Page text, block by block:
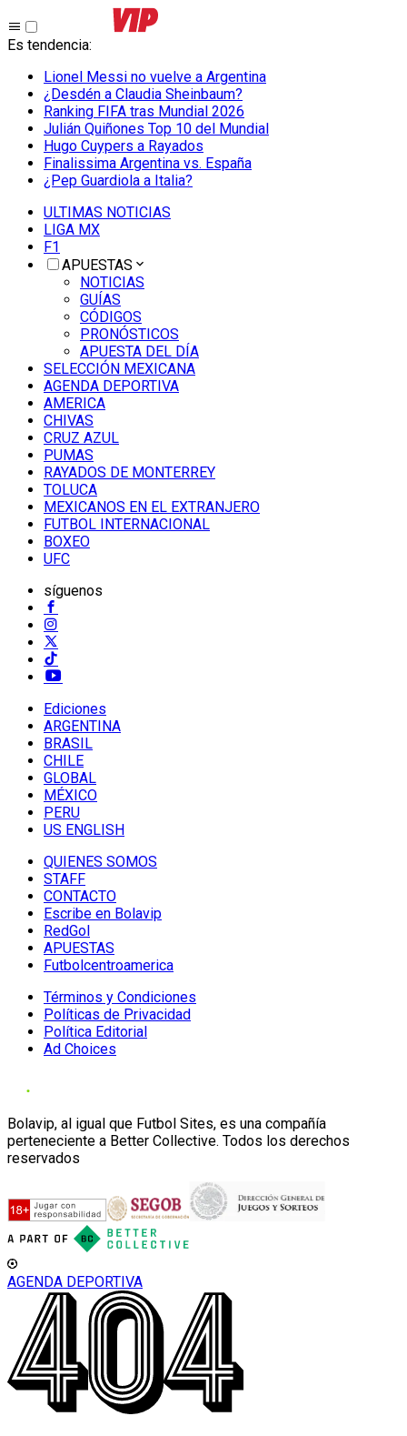
Es tendencia:
Lionel Messi no vuelve a Argentina
¿Desdén a Claudia Sheinbaum?
Ranking FIFA tras Mundial 2026
Julián Quiñones Top 10 del Mundial
Hugo Cuypers a Rayados
Finalissima Argentina vs. España
¿Pep Guardiola a Italia?
ULTIMAS NOTICIAS
LIGA MX
F1
APUESTAS
NOTICIAS
GUÍAS
CÓDIGOS
PRONÓSTICOS
APUESTA DEL DÍA
SELECCIÓN MEXICANA
AGENDA DEPORTIVA
AMERICA
CHIVAS
CRUZ AZUL
PUMAS
RAYADOS DE MONTERREY
TOLUCA
MEXICANOS EN EL EXTRANJERO
FUTBOL INTERNACIONAL
BOXEO
UFC
síguenos
Ediciones
ARGENTINA
BRASIL
CHILE
GLOBAL
MÉXICO
PERU
US ENGLISH
QUIENES SOMOS
STAFF
CONTACTO
Escribe en Bolavip
RedGol
APUESTAS
Futbolcentroamerica
Términos y Condiciones
Políticas de Privacidad
Política Editorial
Ad Choices
Bolavip, al igual que Futbol Sites, es una compañía
perteneciente a Better Collective. Todos los derechos
reservados
AGENDA DEPORTIVA